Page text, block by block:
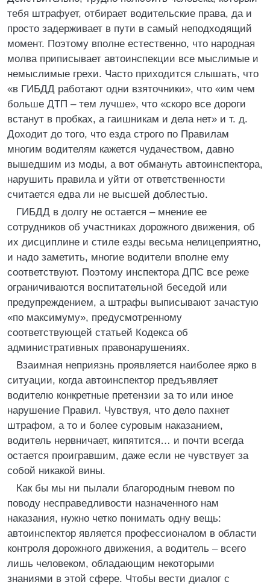
тебя штрафует, отбирает водительские права, да и
просто задерживает в пути в самый неподходящий
момент. Поэтому вполне естественно, что народная
молва приписывает автоинспекции все мыслимые и
немыслимые грехи. Часто приходится слышать, что
«в ГИБДД работают одни взяточники», что «им чем
больше ДТП – тем лучше», что «скоро все дороги
встанут в пробках, а гаишникам и дела нет» и т. д.
Доходит до того, что езда строго по Правилам
многим водителям кажется чудачеством, давно
вышедшим из моды, а вот обмануть автоинспектора,
нарушить правила и уйти от ответственности
считается едва ли не высшей доблестью.
ГИБДД в долгу не остается – мнение ее
сотрудников об участниках дорожного движения, об
их дисциплине и стиле езды весьма нелицеприятно,
и надо заметить, многие водители вполне ему
соответствуют. Поэтому инспектора ДПС все реже
ограничиваются воспитательной беседой или
предупреждением, а штрафы выписывают зачастую
«по максимуму», предусмотренному
соответствующей статьей Кодекса об
административных правонарушениях.
Взаимная неприязнь проявляется наиболее ярко в
ситуации, когда автоинспектор предъявляет
водителю конкретные претензии за то или иное
нарушение Правил. Чувствуя, что дело пахнет
штрафом, а то и более суровым наказанием,
водитель нервничает, кипятится… и почти всегда
остается проигравшим, даже если не чувствует за
собой никакой вины.
Как бы мы ни пылали благородным гневом по
поводу несправедливости назначенного нам
наказания, нужно четко понимать одну вещь:
автоинспектор является профессионалом в области
контроля дорожного движения, а водитель – всего
лишь человеком, обладающим некоторыми
знаниями в этой сфере. Чтобы вести диалог с